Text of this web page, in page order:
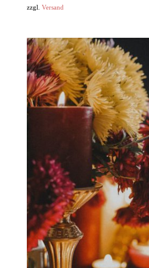
zzgl. Versand